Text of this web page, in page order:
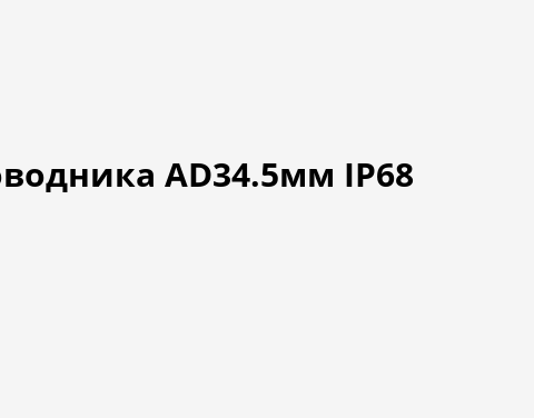
AD34.5мм IP68